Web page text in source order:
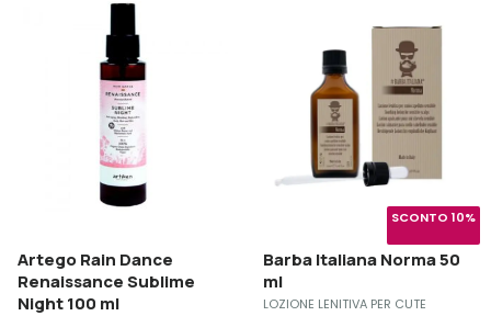
Artego Rain Dance
Renaissance Sublime
Night 100 ml
SCONTO 10%
Barba Italiana Norma 50
ml
LOZIONE LENITIVA PER CUTE